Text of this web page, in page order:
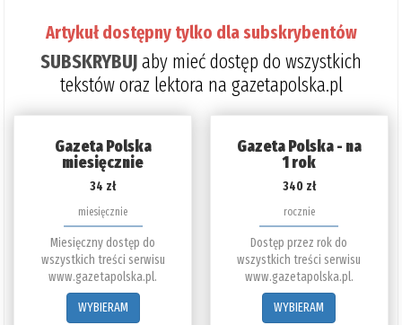
Artykuł dostępny tylko dla subskrybentów
SUBSKRYBUJaby mieć dostęp do wszystkich
tekstów oraz lektora na gazetapolska.pl
Gazeta Polska
miesięcznie
34 zł
miesięcznie
Miesięczny dostęp do
wszystkich treści serwisu
www.gazetapolska.pl.
WYBIERAM
Gazeta Polska - na
1 rok
340 zł
rocznie
Dostęp przez rok do
wszystkich treści serwisu
www.gazetapolska.pl.
WYBIERAM